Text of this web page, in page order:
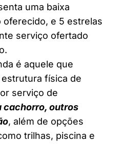
uma baixa
oferecido, e 5 estrelas
serviço ofertado
é aquele que
física de
serviço de
cachorro, outros
, além de opções
trilhas, piscina e